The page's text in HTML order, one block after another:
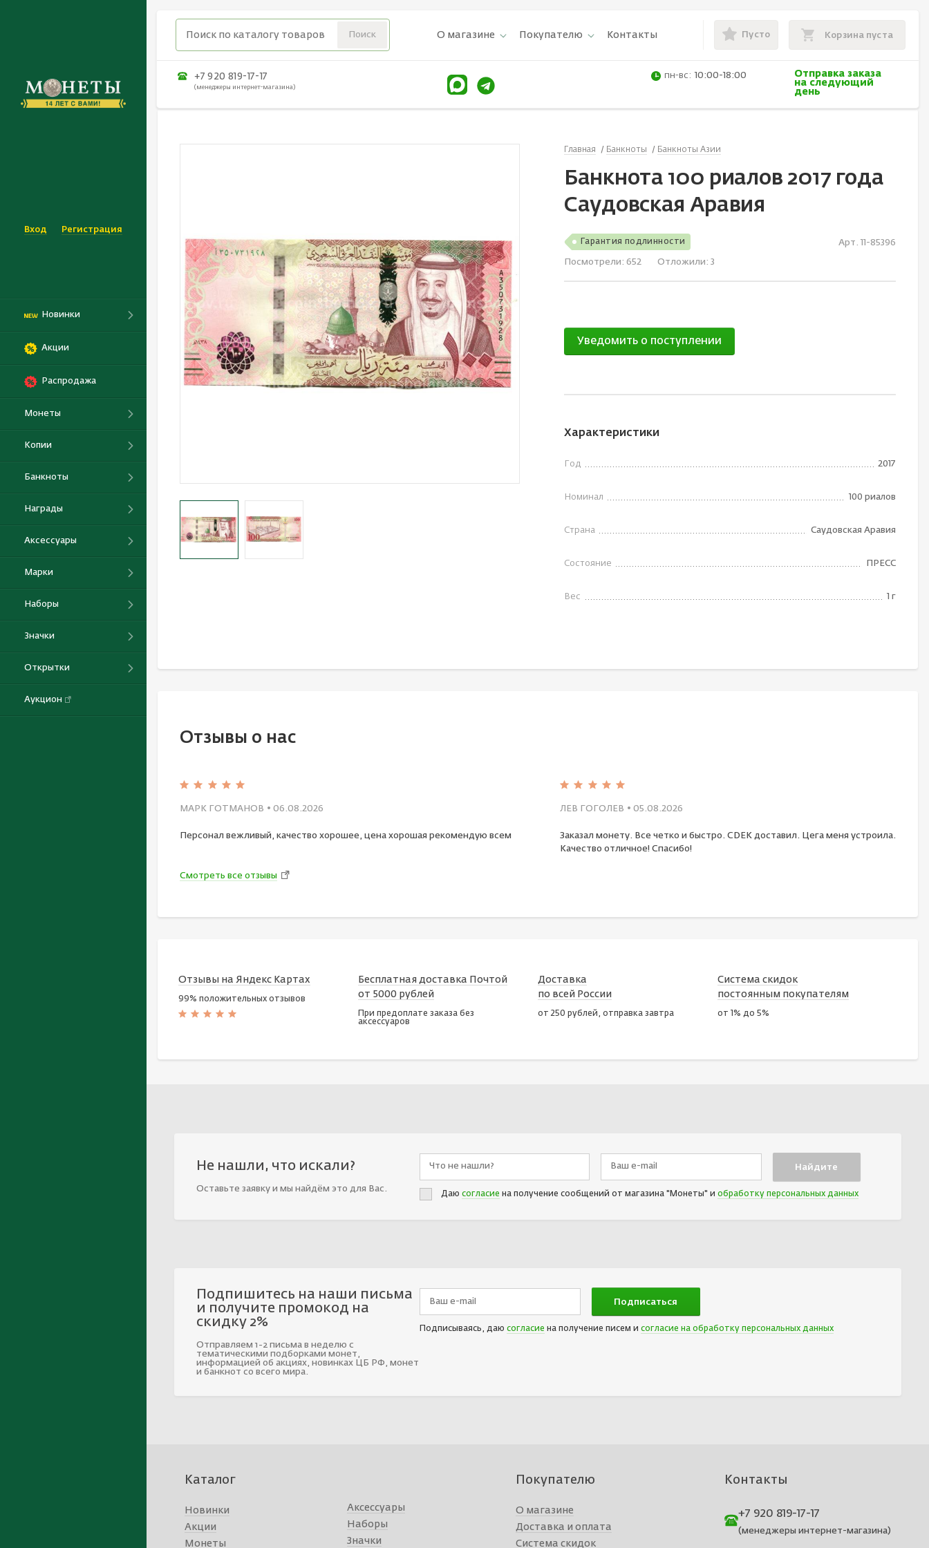
Вход Регистрация
Новинки
Акции
Распродажа
Монеты
Копии
Банкноты
Награды
Аксессуары
Марки
Наборы
Значки
Открытки
Аукцион
О магазине Покупателю Контакты Пусто Корзина пуста
+7 920 819-17-17
(менеджеры интернет-магазина)
пн-вс: 10:00-18:00
Отправка заказа
на следующий
день
Главная Банкноты Банкноты Азии
Банкнота 100 риалов 2017 года
Саудовская Аравия
Гарантия подлинности Арт. 11-85396
Посмотрели: 652 Отложили: 3
Уведомить о поступлении
Характеристики
Год 2017
Номинал 100 риалов
Страна Саудовская Аравия
Состояние ПРЕСС
Вес 1 г
Отзывы о нас
МАРК ГОТМАНОВ • 06.08.2026
Персонал вежливый, качество хорошее, цена хорошая рекомендую всем
ЛЕВ ГОГОЛЕВ • 05.08.2026
Заказал монету. Все четко и быстро. CDEK доставил. Цега меня устроила.
Качество отличное! Спасибо!
Смотреть все отзывы
Отзывы на Яндекс Картах
99% положительных отзывов
Бесплатная доставка Почтой
от 5000 рублей
При предоплате заказа без
аксессуаров
Доставка
по всей России
от 250 рублей, отправка завтра
Система скидок
постоянным покупателям
от 1% до 5%
Не нашли, что искали?
Оставьте заявку и мы найдём это для Вас.
Даю согласие на получение сообщений от магазина "Монеты" и обработку персональных данных
Подпишитесь на наши письма
и получите промокод на
скидку 2%
Отправляем 1-2 письма в неделю с
тематическими подборками монет,
информацией об акциях, новинках ЦБ РФ, монет
и банкнот со всего мира.
Подписываясь, даю согласие на получение писем и согласие на обработку персональных данных
Каталог
Новинки
Акции
Монеты
Аксессуары
Наборы
Значки
Покупателю
О магазине
Доставка и оплата
Система скидок
Контакты
+7 920 819-17-17
(менеджеры интернет-магазина)